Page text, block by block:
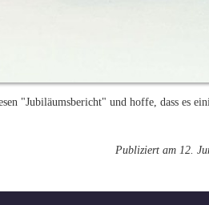
"Jubiläumsbericht" und hoffe, dass es
Publiziert am 12.